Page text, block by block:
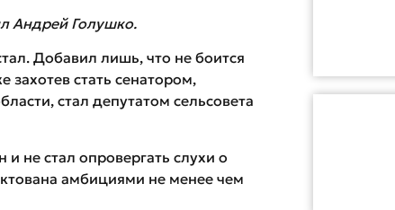
Андрей Голушко.
Добавил лишь, что не боится
стать сенатором,
стал депутатом сельсовета
не стал опровергать слухи о
амбициями не менее чем